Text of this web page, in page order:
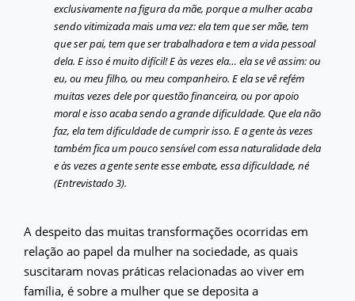
exclusivamente na figura da mãe, porque a mulher acaba
sendo vitimizada mais uma vez: ela tem que ser mãe, tem
que ser pai, tem que ser trabalhadora e tem a vida pessoal
dela. E isso é muito difícil! E às vezes ela… ela se vê assim: ou
eu, ou meu filho, ou meu companheiro. E ela se vê refém
muitas vezes dele por questão financeira, ou por apoio
moral e isso acaba sendo a grande dificuldade. Que ela não
faz, ela tem dificuldade de cumprir isso. E a gente às vezes
também fica um pouco sensível com essa naturalidade dela
e às vezes a gente sente esse embate, essa dificuldade, né
(Entrevistado 3).
A despeito das muitas transformações ocorridas em
relação ao papel da mulher na sociedade, as quais
suscitaram novas práticas relacionadas ao viver em
família, é sobre a mulher que se deposita a